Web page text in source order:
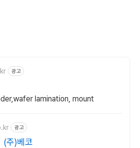
광고
lamination, mount
광고
(주)베코